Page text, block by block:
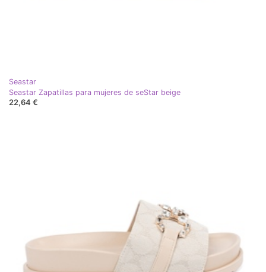
Seastar
Seastar Zapatillas para mujeres de seStar beige
22,64 €